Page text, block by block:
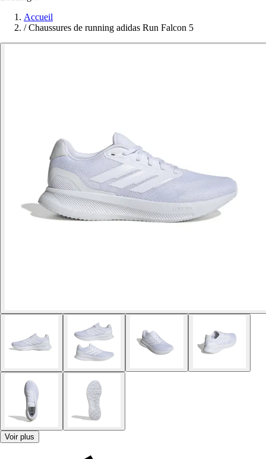
Accueil
/ Chaussures de running adidas Run Falcon 5
Voir plus